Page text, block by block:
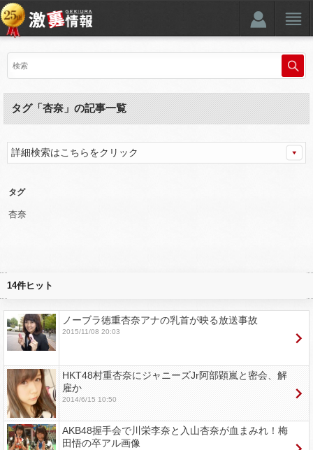
タグ「杏奈」の記事一覧
詳細検索はこちらをクリック
タグ
杏奈
14件ヒット
ノーブラ徳重杏奈アナの乳首が映る放送事故
2015/11/08 20:03
HKT48村重杏奈にジャニーズJr阿部顕嵐と密会、解
雇か
2014/6/15 10:50
AKB48握手会で川栄李奈と入山杏奈が血まみれ！梅
田悟の卒アル画像